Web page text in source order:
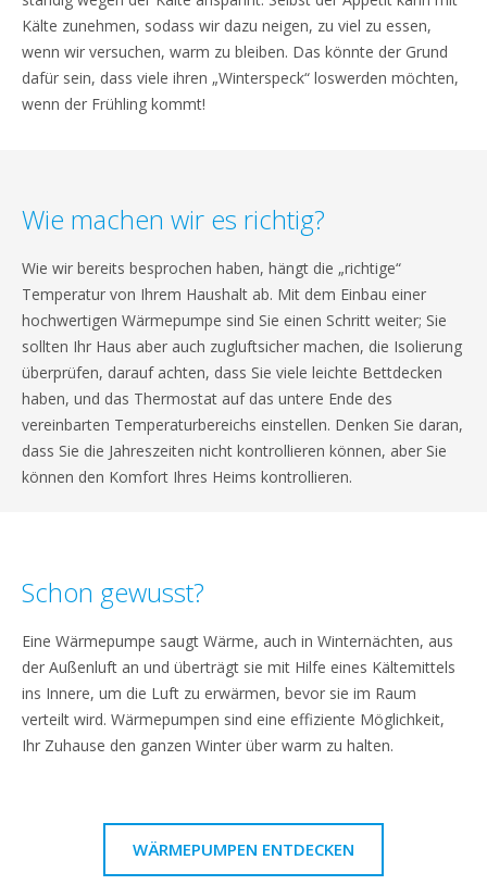
Kälte zunehmen, sodass wir dazu neigen, zu viel zu essen,
wenn wir versuchen, warm zu bleiben. Das könnte der Grund
dafür sein, dass viele ihren „Winterspeck“ loswerden möchten,
wenn der Frühling kommt!
Wie machen wir es richtig?
Wie wir bereits besprochen haben, hängt die „richtige“
Temperatur von Ihrem Haushalt ab. Mit dem Einbau einer
hochwertigen Wärmepumpe sind Sie einen Schritt weiter; Sie
sollten Ihr Haus aber auch zugluftsicher machen, die Isolierung
überprüfen, darauf achten, dass Sie viele leichte Bettdecken
haben, und das Thermostat auf das untere Ende des
vereinbarten Temperaturbereichs einstellen. Denken Sie daran,
dass Sie die Jahreszeiten nicht kontrollieren können, aber Sie
können den Komfort Ihres Heims kontrollieren.
Schon gewusst?
Eine Wärmepumpe saugt Wärme, auch in Winternächten, aus
der Außenluft an und überträgt sie mit Hilfe eines Kältemittels
ins Innere, um die Luft zu erwärmen, bevor sie im Raum
verteilt wird. Wärmepumpen sind eine effiziente Möglichkeit,
Ihr Zuhause den ganzen Winter über warm zu halten.
WÄRMEPUMPEN ENTDECKEN